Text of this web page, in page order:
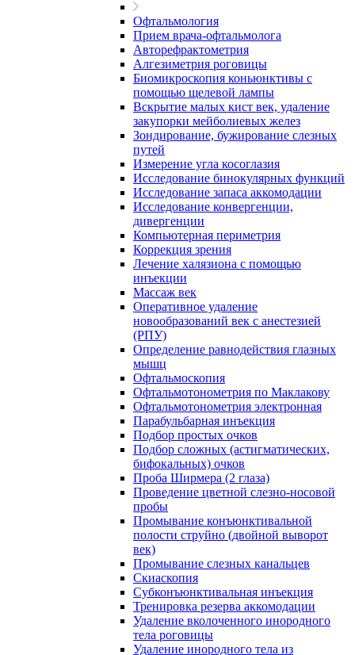
Офтальмология
Прием врача-офтальмолога
Авторефрактометрия
Алгезиметрия роговицы
Биомикроскопия коньюнктивы с
помощью щелевой лампы
Вскрытие малых кист век, удаление
закупорки мейболиевых желез
Зондирование, бужирование слезных
путей
Измерение угла косоглазия
Исследование бинокулярных функций
Исследование запаса аккомодации
Исследование конвергенции,
дивергенции
Компьютерная периметрия
Коррекция зрения
Лечение халязиона с помощью
инъекции
Массаж век
Оперативное удаление
новообразований век с анестезией
(РПУ)
Определение равнодействия глазных
мышц
Офтальмоскопия
Офтальмотонометрия по Маклакову
Офтальмотонометрия электронная
Парабульбарная инъекция
Подбор простых очков
Подбор сложных (астигматических,
бифокальных) очков
Проба Ширмера (2 глаза)
Проведение цветной слезно-носовой
пробы
Промывание конъюнктивальной
полости струйно (двойной выворот
век)
Промывание слезных канальцев
Скиаскопия
Субконъюнктивальная инъекция
Тренировка резерва аккомодации
Удаление вколоченного инородного
тела роговицы
Удаление инородного тела из